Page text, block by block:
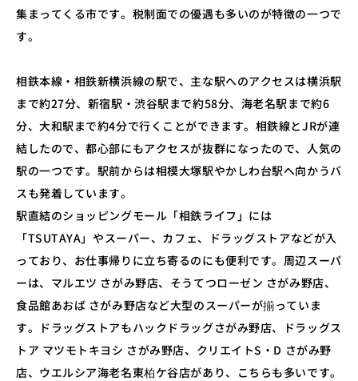
集まってくる市です。税制面での優遇も多いのが特徴の一つで
す。
相鉄本線・相鉄新横浜線の駅で、主な駅へのアクセスは横浜駅
まで約27分、新宿駅・渋谷駅まで約58分、海老名駅まで約6
分、大和駅まで約4分で行くことができます。相鉄線とJRが連
結したので、都心部にもアクセスが抜群になったので、人気の
駅の一つです。駅前からは相模大塚駅やかしわ台駅へ向かうバ
スも発着しています。
駅直結のショッピングモール「相鉄ライフ」には
「TSUTAYA」やスーパー、カフェ、ドラッグストアなどが入
っており、お仕事帰りに立ち寄るのにも便利です。周辺スーパ
ーは、マルエツ さがみ野店、そうてつローゼン さがみ野店、
食品館あおば さがみ野店など大型のスーパーが揃っていま
す。ドラッグストアもハックドラッグさがみ野店、ドラッグス
トア マツモトキヨシ さがみ野店、クリエイトS・D さがみ野
店、ウエルシア海老名東柏ケ谷店があり、こちらも多いです。